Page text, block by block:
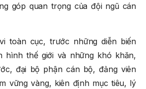
góp quan trọng của đội ngũ cán
toàn cục, trước những diễn biến
hình thế giới và những khó khăn,
đại bộ phận cán bộ, đảng viên
vững vàng, kiên định mục tiêu, lý